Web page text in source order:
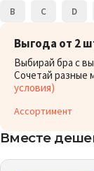
B C D
Выгода от 2
Выбирай бра с
Сочетай разные
условия)
Ассортимент
Вместе